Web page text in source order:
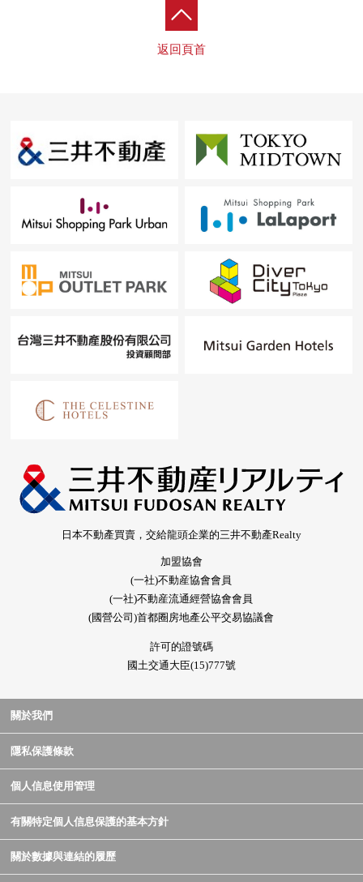
返回頁首
日本不動產買賣，交給龍頭企業的三井不動產Realty
加盟協會
(一社)不動産協會會員
(一社)不動産流通經營協會會員
(國營公司)首都圈房地產公平交易協議會
許可的證號碼
國土交通大臣(15)777號
關於我們
隱私保護條款
個人信息使用管理
有關特定個人信息保護的基本方針
關於數據與連結的履歷